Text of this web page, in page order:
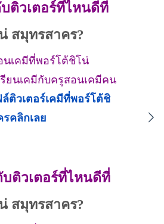
บติวเตอร์ที่ไหนดีที่
สมุทรสาคร?
นเคมีที่พอร์โต้ชิโน่
ยนเคมีกับครูสอนเคมีคน
ติวเตอร์เคมีที่พอร์โต้ชิ
รคลิกเลย
บติวเตอร์ที่ไหนดีที่
สมุทรสาคร?